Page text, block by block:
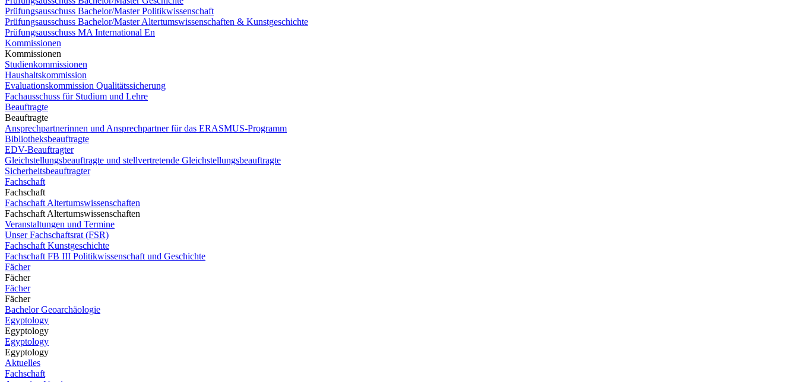
Prüfungsausschuss Bachelor/Master Politikwissenschaft
Prüfungsausschuss Bachelor/Master Altertumswissenschaften & Kunstgeschichte
Prüfungsausschuss MA International En
Kommissionen
Kommissionen
Studienkommissionen
Haushaltskommission
Evaluationskommission Qualitätssicherung
Fachausschuss für Studium und Lehre
Beauftragte
Beauftragte
Ansprechpartnerinnen und Ansprechpartner für das ERASMUS-Programm
Bibliotheksbeauftragte
EDV-Beauftragter
Gleichstellungsbeauftragte und stellvertretende Gleichstellungsbeauftragte
Sicherheitsbeauftragter
Fachschaft
Fachschaft
Fachschaft Altertumswissenschaften
Fachschaft Altertumswissenschaften
Veranstaltungen und Termine
Unser Fachschaftsrat (FSR)
Fachschaft Kunstgeschichte
Fachschaft FB III Politikwissenschaft und Geschichte
Fächer
Fächer
Fächer
Fächer
Bachelor Geoarchäologie
Egyptology
Egyptology
Egyptology
Egyptology
Aktuelles
Fachschaft